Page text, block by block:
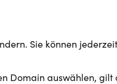
Sie können
Domain auswählen,